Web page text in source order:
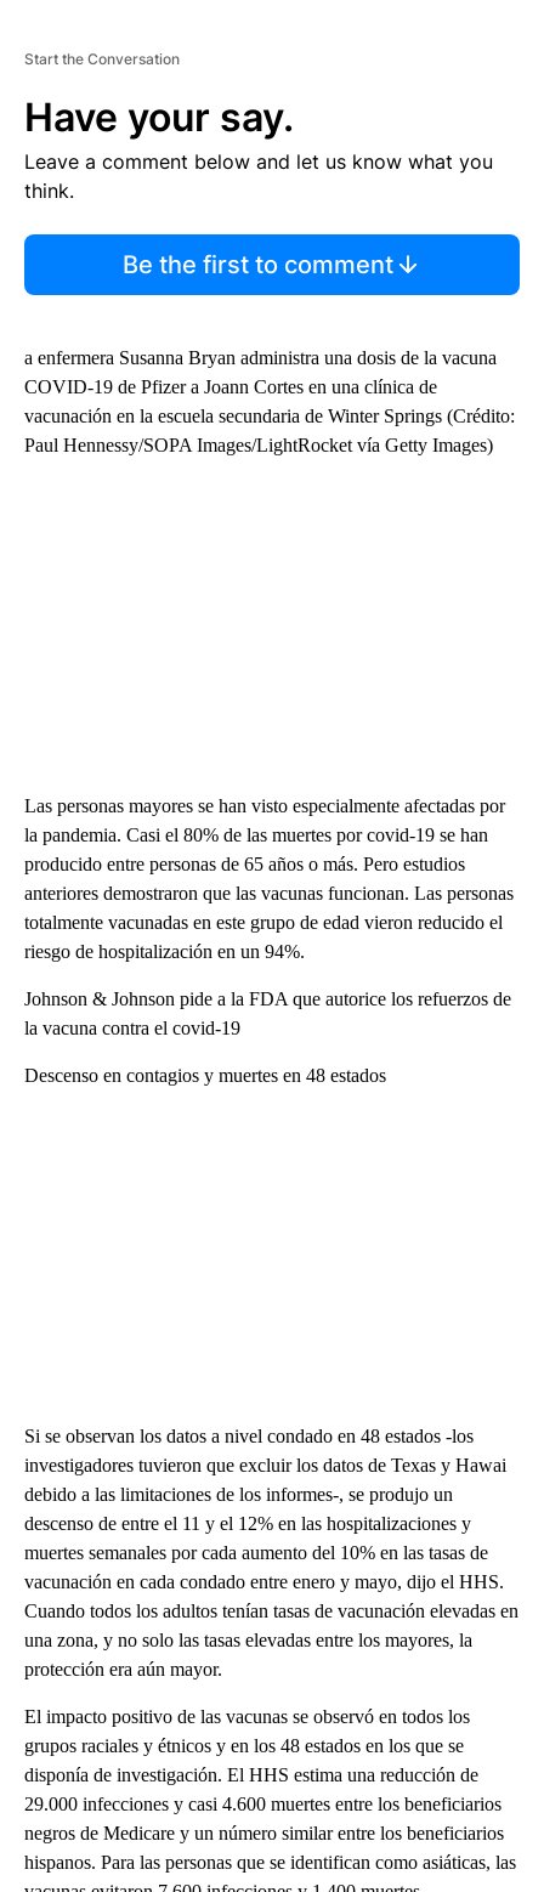
Start the Conversation
Have your say.
Leave a comment below and let us know what you
think.
Be the first to comment
a enfermera Susanna Bryan administra una dosis de la vacuna
COVID-19 de Pfizer a Joann Cortes en una clínica de
vacunación en la escuela secundaria de Winter Springs (Crédito:
Paul Hennessy/SOPA Images/LightRocket vía Getty Images)
Las personas mayores se han visto especialmente afectadas por
la pandemia. Casi el 80% de las muertes por covid-19 se han
producido entre personas de 65 años o más. Pero estudios
anteriores demostraron que las vacunas funcionan. Las personas
totalmente vacunadas en este grupo de edad vieron reducido el
riesgo de hospitalización en un 94%.
Johnson & Johnson pide a la FDA que autorice los refuerzos de
la vacuna contra el covid-19
Descenso en contagios y muertes en 48 estados
Si se observan los datos a nivel condado en 48 estados -los
investigadores tuvieron que excluir los datos de Texas y Hawai
debido a las limitaciones de los informes-, se produjo un
descenso de entre el 11 y el 12% en las hospitalizaciones y
muertes semanales por cada aumento del 10% en las tasas de
vacunación en cada condado entre enero y mayo, dijo el HHS.
Cuando todos los adultos tenían tasas de vacunación elevadas en
una zona, y no solo las tasas elevadas entre los mayores, la
protección era aún mayor.
El impacto positivo de las vacunas se observó en todos los
grupos raciales y étnicos y en los 48 estados en los que se
disponía de investigación. El HHS estima una reducción de
29.000 infecciones y casi 4.600 muertes entre los beneficiarios
negros de Medicare y un número similar entre los beneficiarios
hispanos. Para las personas que se identifican como asiáticas, las